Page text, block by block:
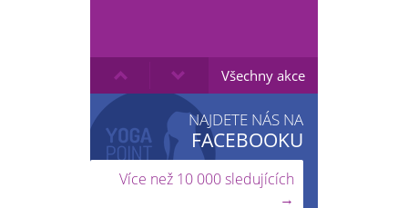
Všechny akce
NAJDETE NÁS NA
FACEBOOKU
Více než 10 000 sledujících
→